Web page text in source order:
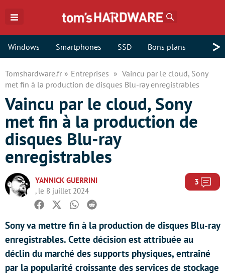
Windows Smartphones SSD Bons plans >
Tomshardware.fr Entreprises
Vaincu par le cloud, Sony
met fin à la production de disques Blu-ray enregistrables
Vaincu par le cloud, Sony
met fin à la production de
disques Blu-ray
enregistrables
YANNICK GUERRINI
, le 8 juillet 2024
3
Facebook
TwitterWhatsapp
Reddit
Sony va mettre fin à la production de disques Blu-ray
enregistrables. Cette décision est attribuée au
déclin du marché des supports physiques, entraîné
par la popularité croissante des services de stockage